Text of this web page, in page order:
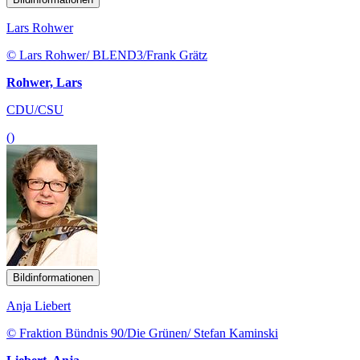
Lars Rohwer
© Lars Rohwer/ BLEND3/Frank Grätz
Rohwer, Lars
CDU/CSU
()
Bildinformationen
Anja Liebert
© Fraktion Bündnis 90/Die Grünen/ Stefan Kaminski